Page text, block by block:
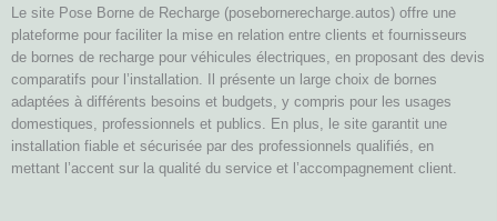
Le site Pose Borne de Recharge (posebornerecharge.autos) offre une
plateforme pour faciliter la mise en relation entre clients et fournisseurs
de bornes de recharge pour véhicules électriques, en proposant des devis
comparatifs pour l’installation. Il présente un large choix de bornes
adaptées à différents besoins et budgets, y compris pour les usages
domestiques, professionnels et publics. En plus, le site garantit une
installation fiable et sécurisée par des professionnels qualifiés, en
mettant l’accent sur la qualité du service et l’accompagnement client.